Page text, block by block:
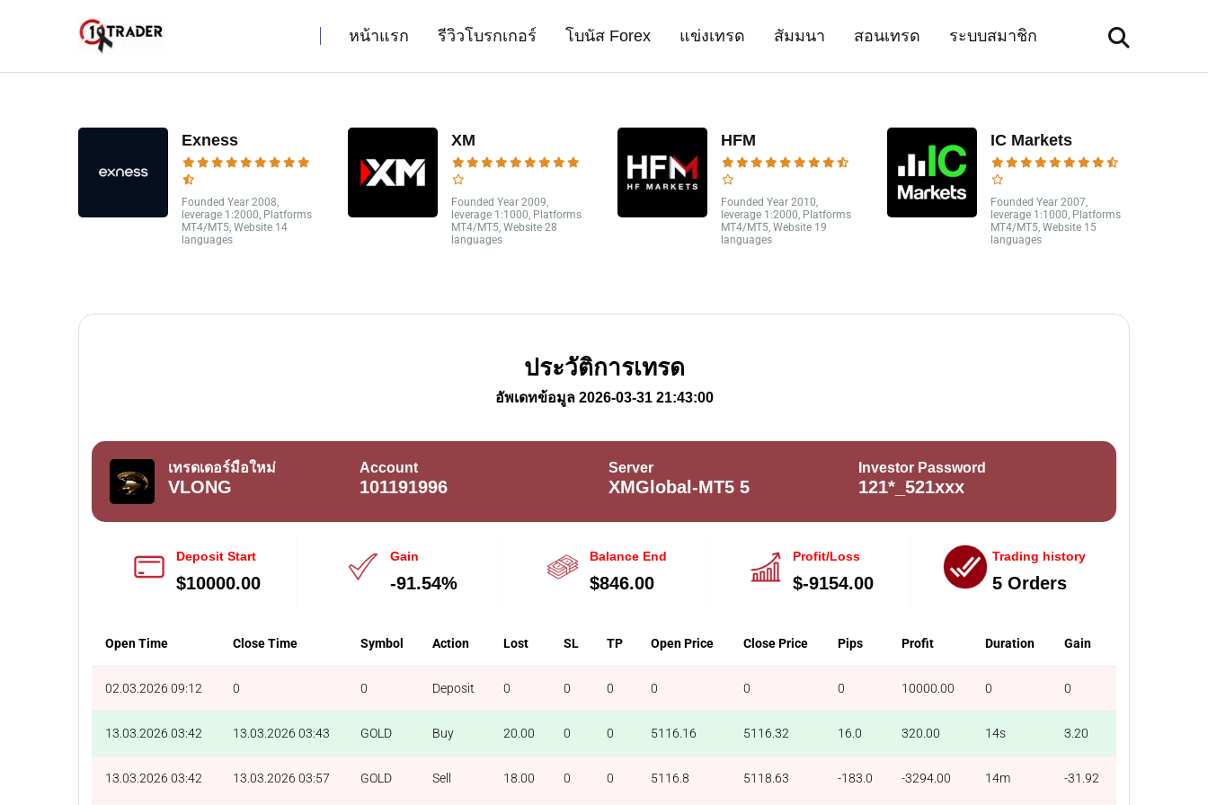
หน้าแรก รีวิวโบรกเกอร์ โบนัส Forex แข่งเทรด สัมมนา สอนเทรด ระบบสมาชิก
Exness
Founded Year 2008,
leverage 1:2000, Platforms
MT4/MT5, Website 14
languages
XM
Founded Year 2009,
leverage 1:1000, Platforms
MT4/MT5, Website 28
languages
HFM
Founded Year 2010,
leverage 1:2000, Platforms
MT4/MT5, Website 19
languages
IC Markets
Founded Year 2007,
leverage 1:1000, Platforms
MT4/MT5, Website 15
languages
ประวัติการเทรด
อัพเดทข้อมูล 2026-03-31 21:43:00
เทรดเดอร์มือใหม่
VLONG
Account
101191996
Server
XMGlobal-MT5 5
Investor Password
121*_521xxx
Deposit Start
$10000.00
Gain
-91.54%
Balance End
$846.00
Profit/Loss
$-9154.00
Trading history
5 Orders
Open Time Close Time Symbol Action Lost SL TP Open Price Close Price Pips Profit Duration Gain
02.03.2026 09:12 0 0 Deposit 0 0 0 0 0 0 10000.00 0 0
13.03.2026 03:42 13.03.2026 03:43 GOLD Buy 20.00 0 0 5116.16 5116.32 16.0 320.00 14s 3.20
13.03.2026 03:42 13.03.2026 03:57 GOLD Sell 18.00 0 0 5116.8 5118.63 -183.0 -3294.00 14m -31.92